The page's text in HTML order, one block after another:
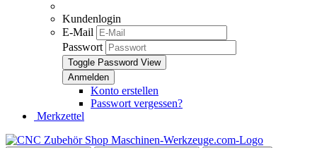
Kundenlogin
E-Mail
Passwort
Toggle Password View
Konto erstellen
Passwort vergessen?
Merkzettel